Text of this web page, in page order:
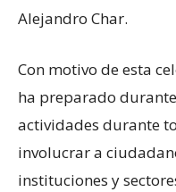
Alejandro Char.
Con motivo de esta
ha preparado
actividades durante
involucrar a
instituciones y